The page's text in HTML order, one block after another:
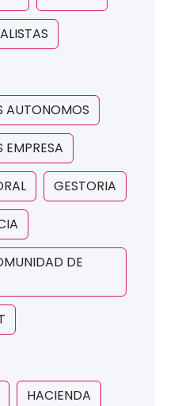
AUTONOMOS
EMPRESA
GESTORIA
DE
HACIENDA